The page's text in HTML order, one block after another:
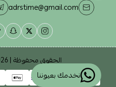
adrstime@gmail.com
الحقوق محفوظة | 2026
نخدمك بعيوننا